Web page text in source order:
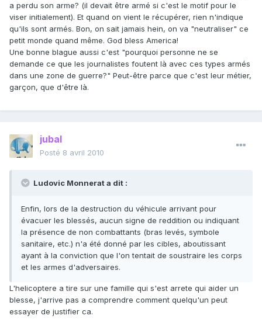
a perdu son arme? (il devait être armé si c'est le motif pour le
viser initialement). Et quand on vient le récupérer, rien n'indique
qu'ils sont armés. Bon, on sait jamais hein, on va "neutraliser" ce
petit monde quand même. God bless America!
Une bonne blague aussi c'est "pourquoi personne ne se
demande ce que les journalistes foutent là avec ces types armés
dans une zone de guerre?" Peut-être parce que c'est leur métier,
garçon, que d'être là.
jubal
Posté 8 avril 2010
Ludovic Monnerat a dit :
Enfin, lors de la destruction du véhicule arrivant pour
évacuer les blessés, aucun signe de reddition ou indiquant
la présence de non combattants (bras levés, symbole
sanitaire, etc.) n'a été donné par les cibles, aboutissant
ayant à la conviction que l'on tentait de soustraire les corps
et les armes d'adversaires.
L'helicoptere a tire sur une famille qui s'est arrete qui aider un
blesse, j'arrive pas a comprendre comment quelqu'un peut
essayer de justifier ca.